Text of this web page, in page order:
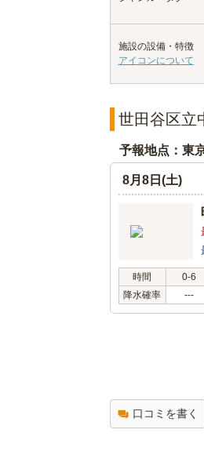
施設の設備・特徴
アイコンについて
世田谷区立
予報地点：東
8月8日(土)
時間 0-6
降水確率
---
口コミを書く